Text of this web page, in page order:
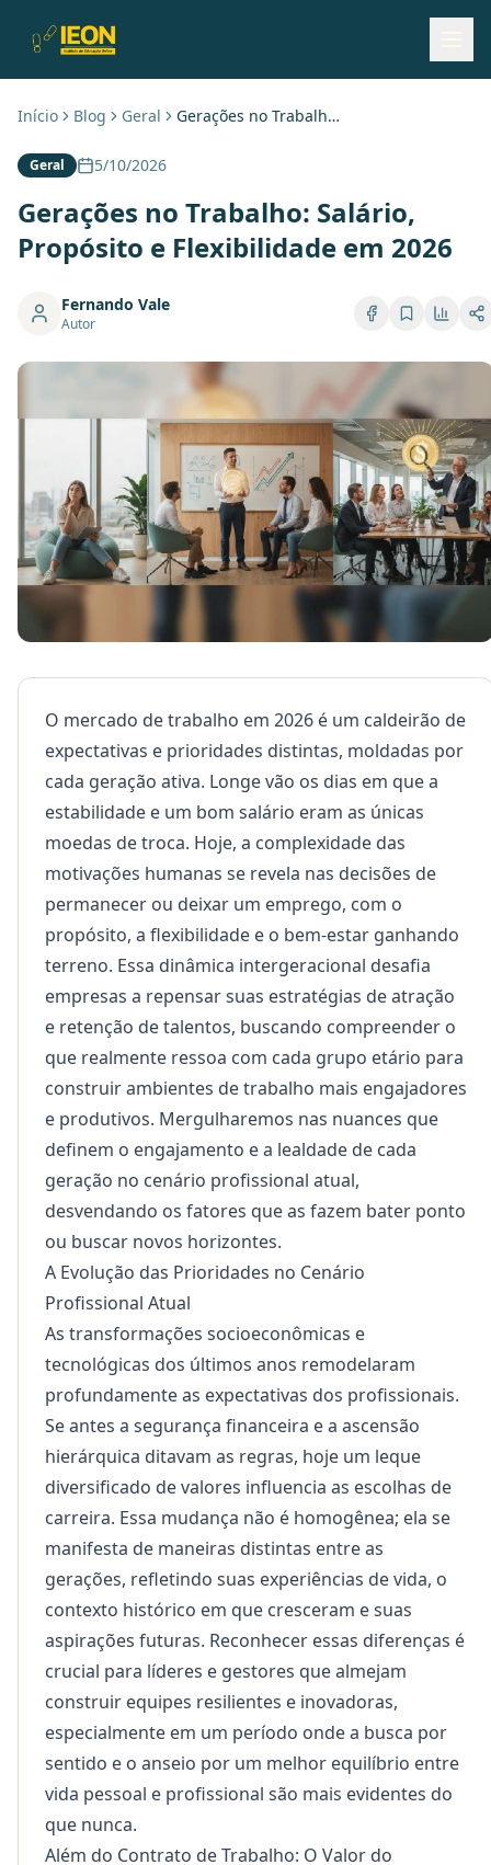
Início Blog Geral Gerações no Trabalho: Salário, Propósito e Flexibilidade em 2026
Geral 5/10/2026
Gerações no Trabalho: Salário,
Propósito e Flexibilidade em 2026
Fernando Vale
Autor
O mercado de trabalho em 2026 é um caldeirão de
expectativas e prioridades distintas, moldadas por
cada geração ativa. Longe vão os dias em que a
estabilidade e um bom salário eram as únicas
moedas de troca. Hoje, a complexidade das
motivações humanas se revela nas decisões de
permanecer ou deixar um emprego, com o
propósito, a flexibilidade e o bem-estar ganhando
terreno. Essa dinâmica intergeracional desafia
empresas a repensar suas estratégias de atração
e retenção de talentos, buscando compreender o
que realmente ressoa com cada grupo etário para
construir ambientes de trabalho mais engajadores
e produtivos. Mergulharemos nas nuances que
definem o engajamento e a lealdade de cada
geração no cenário profissional atual,
desvendando os fatores que as fazem bater ponto
ou buscar novos horizontes.
A Evolução das Prioridades no Cenário
Profissional Atual
As transformações socioeconômicas e
tecnológicas dos últimos anos remodelaram
profundamente as expectativas dos profissionais.
Se antes a segurança financeira e a ascensão
hierárquica ditavam as regras, hoje um leque
diversificado de valores influencia as escolhas de
carreira. Essa mudança não é homogênea; ela se
manifesta de maneiras distintas entre as
gerações, refletindo suas experiências de vida, o
contexto histórico em que cresceram e suas
aspirações futuras. Reconhecer essas diferenças é
crucial para líderes e gestores que almejam
construir equipes resilientes e inovadoras,
especialmente em um período onde a busca por
sentido e o anseio por um melhor equilíbrio entre
vida pessoal e profissional são mais evidentes do
que nunca.
Além do Contrato de Trabalho: O Valor do